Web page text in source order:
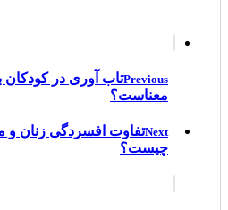
Previousتاب آوری در کودکان
معناست؟
Nextتفاوت افسردگی زنان و
چیست؟